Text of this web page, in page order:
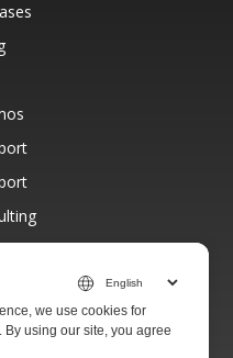
we use cookies for
using our site, you agree